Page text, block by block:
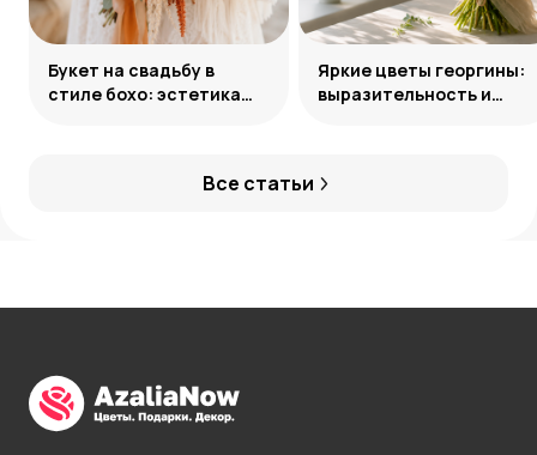
Все статьи
Букет на свадьбу в
стиле бохо: эстетика
Яркие цветы георгины:
выразительность и